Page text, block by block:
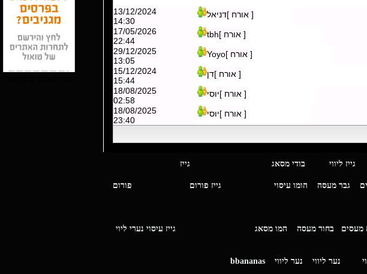
[ אורח ]דניאל
13/12/2024
14:30
[ אורח ]tbh
17/05/2026
22:44
[ אורח ]Yoyo
29/12/2025
13:05
[ אורח ]דן
15/12/2024
15:44
[ אורח ]יוסי
18/08/2025
02:58
[ אורח ]יוסי
18/08/2025
23:40
ליווי בודי מסאג גייז
גבר מעסה הומו עיסוי גייז פורום
פורום
מעסים בחור מעסה המו מסאג גייז עיסוי נערי ליוי
נער ליווי נער ליווי bbananas